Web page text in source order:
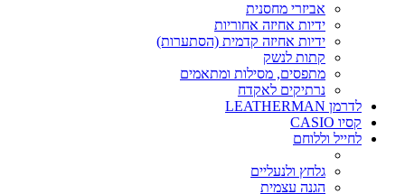
אביזרי מחסנית
ידיות אחיזה אחוריות
ידיות אחיזה קדמית (הסתערות)
קתות לנשק
מתפסים, מסילות ומתאמים
נרתיקים לאקדח
לדרמן LEATHERMAN
קסיו CASIO
לחייל וללוחם
גלחץ ולנעליים
הגנה עצמית